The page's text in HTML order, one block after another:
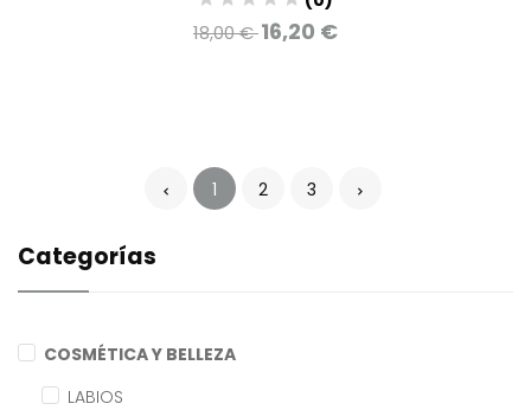
Categorías
COSMÉTICA Y BELLEZA
LABIOS
18,00 €16,20 €
1 2 3